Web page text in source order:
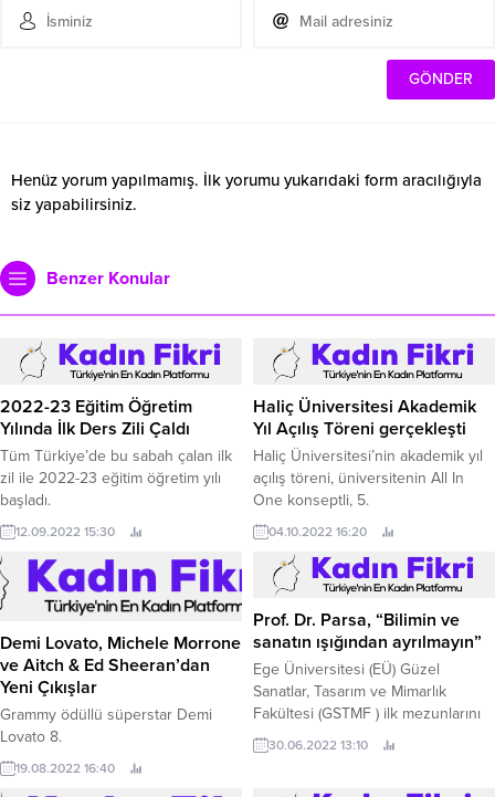
Henüz yorum yapılmamış. İlk yorumu yukarıdaki form aracılığıyla
siz yapabilirsiniz.
Benzer Konular
2022-23 Eğitim Öğretim
Yılında İlk Ders Zili Çaldı
Tüm Türkiye’de bu sabah çalan ilk
zil ile 2022-23 eğitim öğretim yılı
başladı.
12.09.2022 15:30
Haliç Üniversitesi Akademik
Yıl Açılış Töreni gerçekleşti
Haliç Üniversitesi’nin akademik yıl
açılış töreni, üniversitenin All In
One konseptli, 5.
04.10.2022 16:20
Demi Lovato, Michele Morrone
ve Aitch & Ed Sheeran’dan
Yeni Çıkışlar
Grammy ödüllü süperstar Demi
Lovato 8.
19.08.2022 16:40
Prof. Dr. Parsa, “Bilimin ve
sanatın ışığından ayrılmayın”
Ege Üniversitesi (EÜ) Güzel
Sanatlar, Tasarım ve Mimarlık
Fakültesi (GSTMF ) ilk mezunlarını
sektöre uğurladı.
30.06.2022 13:10